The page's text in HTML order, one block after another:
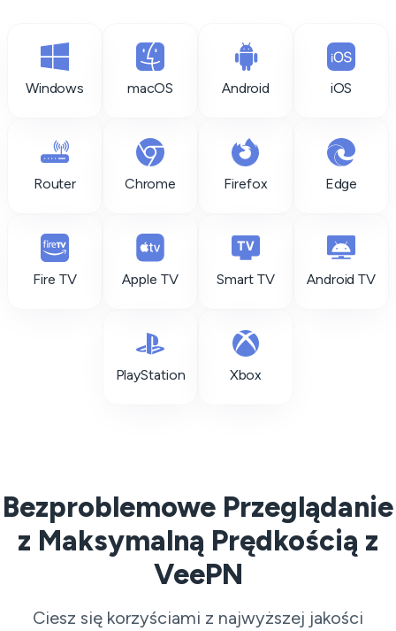
Windows macOS Android iOS
Router Chrome Firefox Edge
Fire TV Apple TV Smart TV Android TV
PlayStation Xbox
Bezproblemowe Przeglądanie
z Maksymalną Prędkością z
VeePN
Ciesz się korzyściami z najwyższej jakości